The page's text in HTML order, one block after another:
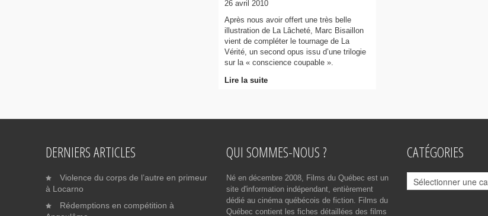
26 avril 2010
Après nous avoir offert une très belle
illustration de La Lâcheté, Marc Bisaillon
vient de compléter le tournage de La
Vérité, un second opus issu d’une trilogie
sur la « conscience coupable ».
Lire la suite
DERNIERS ARTICLES
Violence du corps de l’autre en primeur
à Locarno
Rédemptions en compétition à
QUI SOMMES-NOUS ?
Né en décembre 2008, Films du Québec est un
site d'information indépendant, entièrement
dédié au cinéma québécois de fiction. Films du
Québec contient les fiches détaillées des films
CATÉGORIES
Catégories